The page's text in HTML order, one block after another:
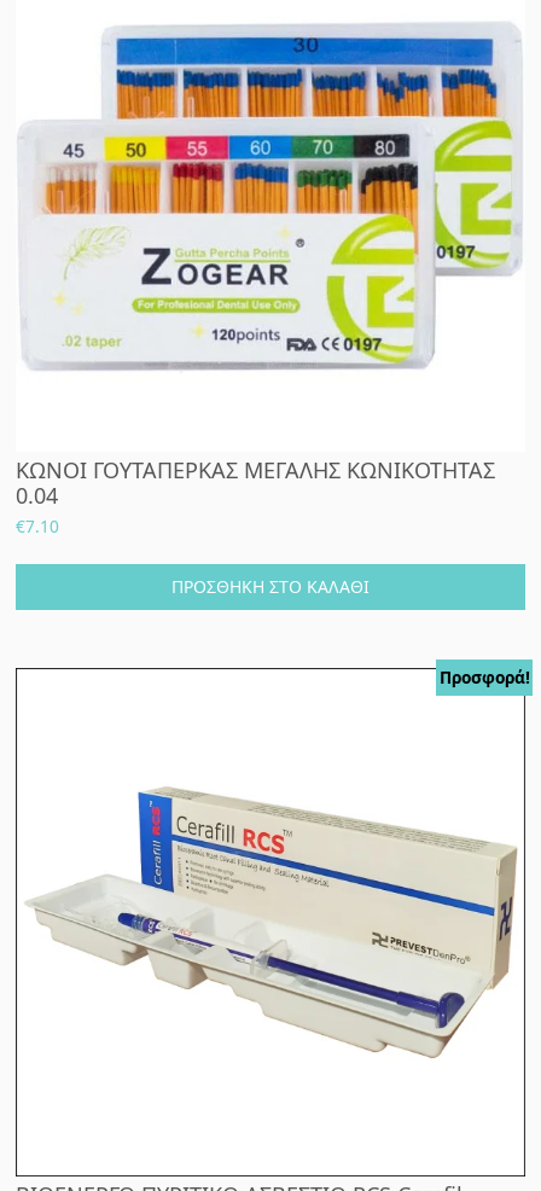
ΚΩΝΟΙ ΓΟΥΤΑΠΕΡΚΑΣ ΜΕΓΑΛΗΣ ΚΩΝΙΚΟΤΗΤΑΣ
0.04
€7.10
ΠΡΟΣΘΉΚΗ ΣΤΟ ΚΑΛΆΘΙ
Προσφορά!